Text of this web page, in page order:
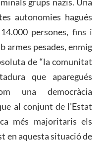
autonomies hagués
persones, fins i
armes pesades, enmig
de “la comunitat
que aparegués
una democràcia
al conjunt de l’Estat
més majoritaris els
en aquesta situació de